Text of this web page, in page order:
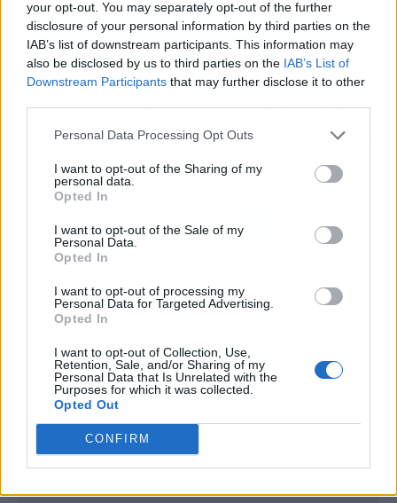
your opt-out. You may separately opt-out of the further
disclosure of your personal information by third parties on the
IAB’s list of downstream participants. This information may
also be disclosed by us to third parties on the IAB’s List of
Downstream Participants that may further disclose it to other
Personal Data Processing Opt Outs
I want to opt-out of the Sharing of my
personal data.
Opted In
I want to opt-out of the Sale of my
Personal Data.
Opted In
I want to opt-out of processing my
Personal Data for Targeted Advertising.
Opted In
I want to opt-out of Collection, Use,
Retention, Sale, and/or Sharing of my
Personal Data that Is Unrelated with the
Purposes for which it was collected.
Opted Out
CONFIRM
Artículo anterior
Qué hace ahora Usain
Bolt, el hombre más
rápido del mundo y
Olímpicos
Artículo siguiente
El gran espectáculo de
Isabel Pantoja en
Albacete: Descubre
Luis, el organizador del